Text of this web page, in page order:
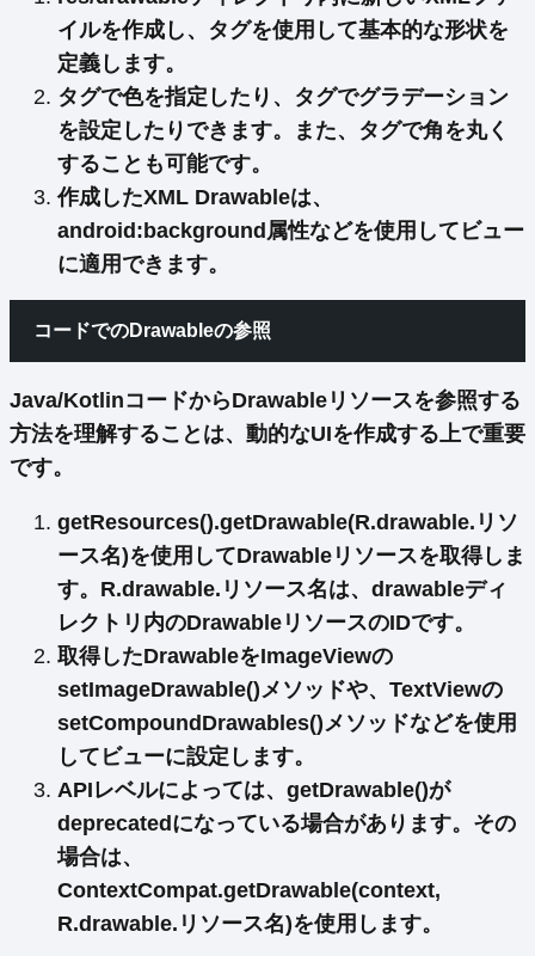
イルを作成し、 タグを使用して基本的な形状を
定義します。
タグで色を指定 したり、 タグでグラデーション
を設定したりできます。また、 タグで角を丸く
することも可能です。
作成したXML Drawableは、
android:background属性などを使用してビュー
に適用できます。
コードでのDrawableの参照
Java/KotlinコードからDrawableリソースを参照する
方法を理解することは、動的なUIを作成する上で重要
です。
getResources().getDrawable(R.drawable.リソ
ース名)を使用してDrawableリソースを取得しま
す。R.drawable.リソース名は、drawableディ
レクトリ内のDrawableリソースのIDです。
取得したDrawableをImageViewの
setImageDrawable()メソッドや、TextViewの
setCompoundDrawables()メソッドなどを使用
してビューに設定します。
APIレベルによっては、getDrawable()が
deprecatedになっている場合があります。その
場合は、
ContextCompat.getDrawable(context,
R.drawable.リソース名)を使用 します。